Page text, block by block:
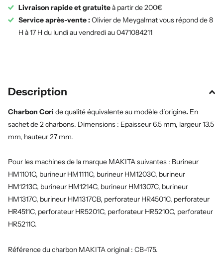
Livraison rapide et gratuiteà partir de 200€
Service après-vente :Olivier de Meygalmat vous répond de 8
H à 17 H du lundi au vendredi au 0471084211
Description
Charbon Cori de qualité équivalente au modèle d’origine. En
sachet de 2 charbons. Dimensions : Epaisseur 6.5 mm, largeur 13.5
mm, hauteur 27 mm.
Pour les machines de la marque MAKITA suivantes : Burineur
HM1101C, burineur HM1111C, burineur HM1203C, burineur
HM1213C, burineur HM1214C, burineur HM1307C, burineur
HM1317C, burineur HM1317CB, perforateur HR4501C, perforateur
HR4511C, perforateur HR5201C, perforateur HR5210C, perforateur
HR5211C.
Référence du charbon MAKITA original : CB-175.